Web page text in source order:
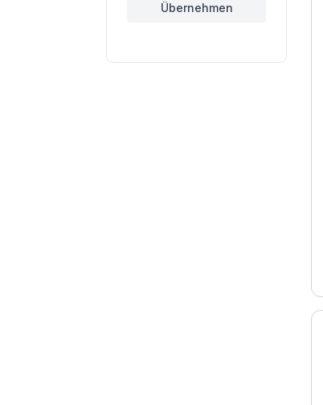
Übernehmen